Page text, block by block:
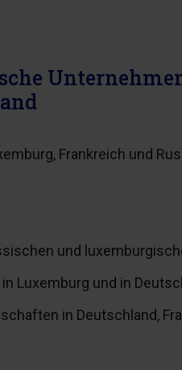
Frankreich und
und
Luxemburg und in
in Deutschland,